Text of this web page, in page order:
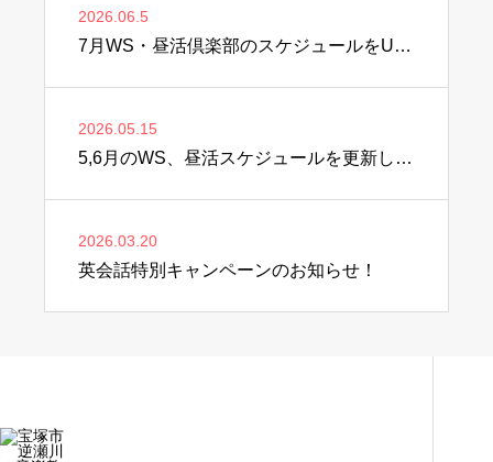
2026.06.5
7月WS・昼活倶楽部のスケジュールをUPしました♫
2026.05.15
5,6月のWS、昼活スケジュールを更新しました♫
2026.03.20
英会話特別キャンペーンのお知らせ！